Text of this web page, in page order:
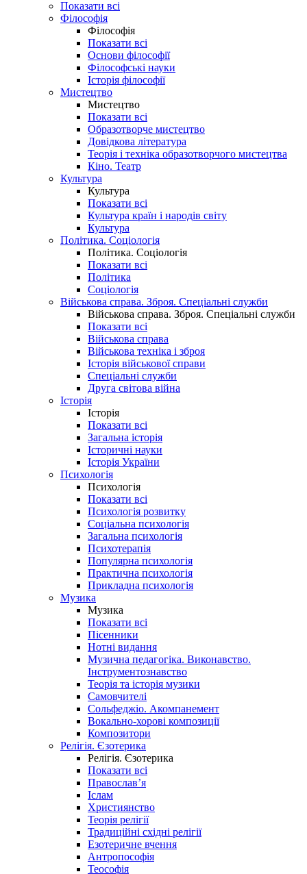
Показати всі
Філософія
Філософія
Показати всі
Основи філософії
Філософські науки
Історія філософії
Мистецтво
Мистецтво
Показати всі
Образотворче мистецтво
Довідкова література
Теорія і техніка образотворчого мистецтва
Кіно. Театр
Культура
Культура
Показати всі
Культура країн і народів світу
Культура
Політика. Соціологія
Політика. Соціологія
Показати всі
Політика
Соціологія
Військова справа. Зброя. Спеціальні служби
Військова справа. Зброя. Спеціальні служби
Показати всі
Військова справа
Військова техніка і зброя
Історія військової справи
Спеціальні служби
Друга світова війна
Історія
Історія
Показати всі
Загальна історія
Історичні науки
Історія України
Психологія
Психологія
Показати всі
Психологія розвитку
Соціальна психологія
Загальна психологія
Психотерапія
Популярна психологія
Практична психологія
Прикладна психологія
Музика
Музика
Показати всі
Пісенники
Нотні видання
Музична педагогіка. Виконавство.
Інструментознавство
Теорія та історія музики
Самовчителі
Сольфеджіо. Акомпанемент
Вокально-хорові композиції
Композитори
Релігія. Єзотерика
Релігія. Єзотерика
Показати всі
Православ’я
Іслам
Християнство
Теорія релігії
Традиційні східні релігії
Езотеричне вчення
Антропософія
Теософія